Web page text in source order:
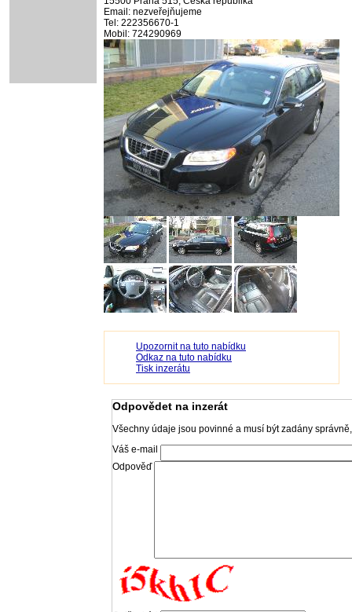
Email: nezveřejňujeme
Tel: 222356670-1
Mobil: 724290969
Upozornit na tuto nabídku
Odkaz na tuto nabídku
Tisk inzerátu